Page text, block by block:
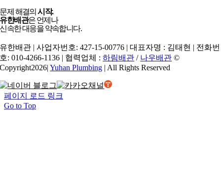
문제 해결의시작.
유한배관은 언제나
신속한 대응을 약속합니다.
유한배관 | 사업자번호: 427-15-00776 | 대표자명 : 김태현 | 전화번
호: 010-4266-1136 | 협력업체 :하림배관 / 나우배관 ©
Copyright2026|Yuhan Plumbing | All Rights Reserved
페이지 로드 링크
Go to Top